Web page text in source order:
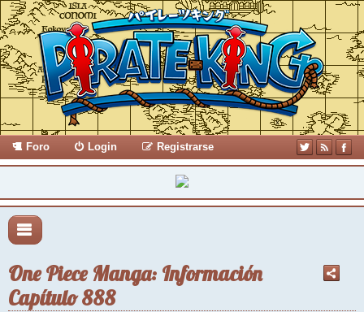
Foro Login Registrarse
One Piece Manga: Información
Capítulo 888